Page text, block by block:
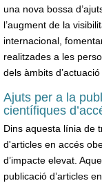
una nova bossa
l’augment de la
internacional,
realitzades a les
dels àmbits
Ajuts per a la
científiques
Dins aquesta línia de
d'articles en accés
d’impacte elevat.
publicació d’articles